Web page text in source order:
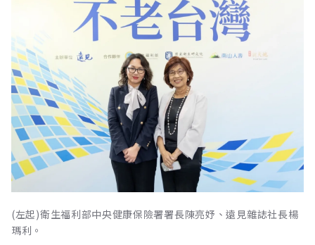
(左起)衛生福利部中央健康保險署署長陳亮妤、遠見雜誌社長楊
瑪利。